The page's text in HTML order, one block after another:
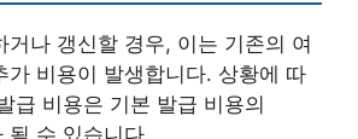
거나 갱신할 경우, 이는 기존의 여
가 비용이 발생합니다. 상황에 따
급 비용은 기본 발급 비용의
수 있습니다.